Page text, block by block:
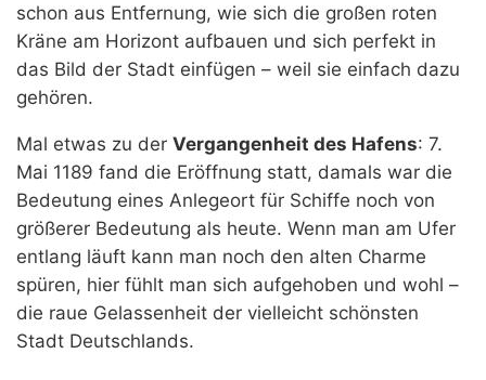
schon aus Entfernung, wie sich die großen roten
Kräne am Horizont aufbauen und sich perfekt in
das Bild der Stadt einfügen – weil sie einfach dazu
gehören.
Mal etwas zu der Vergangenheit des Hafens: 7.
Mai 1189 fand die Eröffnung statt, damals war die
Bedeutung eines Anlegeort für Schiffe noch von
größerer Bedeutung als heute. Wenn man am Ufer
entlang läuft kann man noch den alten Charme
spüren, hier fühlt man sich aufgehoben und wohl –
die raue Gelassenheit der vielleicht schönsten
Stadt Deutschlands.